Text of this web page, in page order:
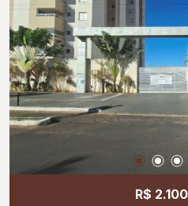
O condomínio oferece
excelente infraestrutura de
playground, salão de
academia e sauna,
e qualidade de vida para toda a
sua visita e venha
oportunidade de morar
R$